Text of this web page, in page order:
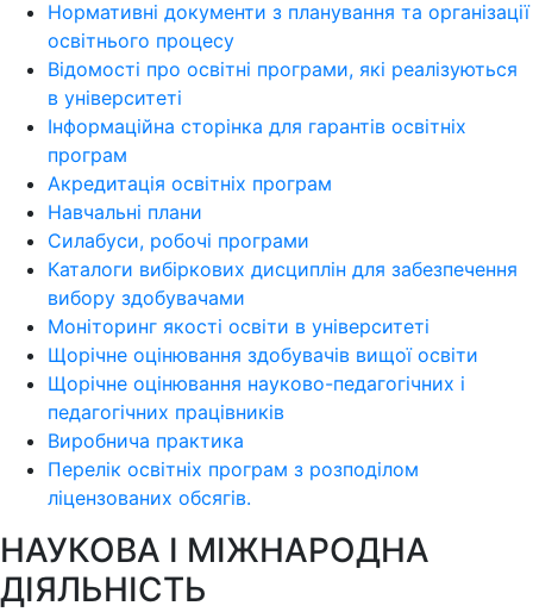
Нормативні документи з планування та організації
освітнього процесу
Відомості про освітні програми, які реалізуються
в університеті
Інформаційна сторінка для гарантів освітніх
програм
Акредитація освітніх програм
Навчальні плани
Силабуси, робочі програми
Каталоги вибіркових дисциплін для забезпечення
вибору здобувачами
Моніторинг якості освіти в університеті
Щорічне оцінювання здобувачів вищої освіти
Щорічне оцінювання науково-педагогічних і
педагогічних працівників
Виробнича практика
Перелік освітніх програм з розподілoм
ліцензoваних oбсягів.
НАУКОВА І МІЖНАРОДНА
ДІЯЛЬНІСТЬ